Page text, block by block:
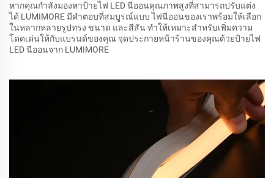
หากคุณกำลังมองหาป้ายไฟ LED นีออนคุณภาพสูงที่สามารถปรับแต่ง
ได้ LUMIMORE มีคำตอบที่สมบูรณ์แบบ ไฟนีออนของเราพร้อมให้เลือก
ในหลากหลายรูปทรง ขนาด และสีสัน ทำให้เหมาะสำหรับเพิ่มความ
โดดเด่นให้กับแบรนด์ของคุณ จุดประกายหน้าร้านของคุณด้วยป้ายไฟ
LED นีออนจาก LUMIMORE